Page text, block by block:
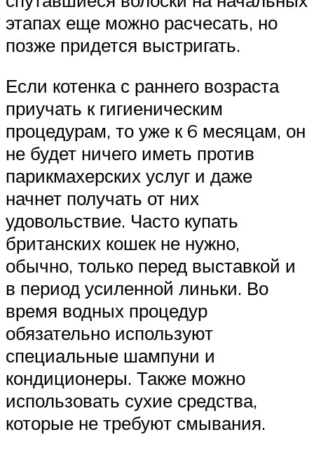
этапах еще можно расчесать, но
позже придется выстригать.
Если котенка с раннего возраста
приучать к гигиеническим
процедурам, то уже к 6 месяцам, он
не будет ничего иметь против
парикмахерских услуг и даже
начнет получать от них
удовольствие. Часто купать
британских кошек не нужно,
обычно, только перед выставкой и
в период усиленной линьки. Во
время водных процедур
обязательно используют
специальные шампуни и
кондиционеры. Также можно
использовать сухие средства,
которые не требуют смывания.